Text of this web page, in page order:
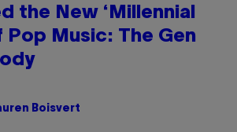
the New ‘Millennial
Pop Music: The Gen
Boisvert